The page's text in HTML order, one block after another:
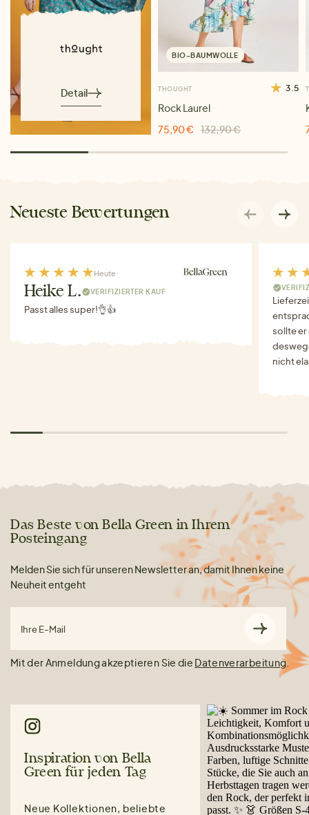
Detail
BIO-BAUMWOLLE
THOUGHT 3.5
Rock Laurel
75,90 €
132,90 €
Neueste Bewertungen
Heute
Heike L. VERIFIZIERTER KAUF
Passt alles super!👌👍
sollte er
nicht
Das Beste von Bella Green in Ihrem
Posteingang
Melden Sie sich für unseren Newsletter an, damit Ihnen keine
Neuheit entgeht
Ihre E-Mail
Mit der Anmeldung akzeptieren Sie die Datenverarbeitung.
Inspiration von Bella
Green für jeden Tag
Neue Kollektionen, beliebte